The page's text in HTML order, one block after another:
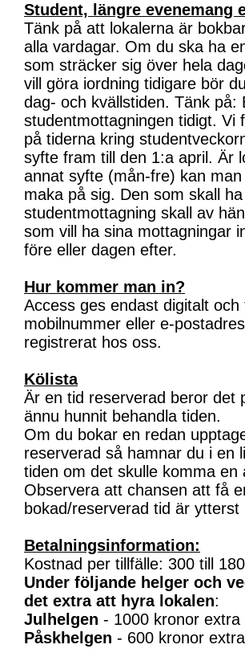
Student, längre evenemang
Tänk på att lokalerna är
alla vardagar. Om du ska ha
som sträcker sig över hela
vill göra iordning tidigare bör
dag- och kvällstiden. Tänk på:
studentmottagningen tidigt. Vi
på tiderna kring
syfte fram till den 1:a april. Är
annat syfte (mån-fre) kan
maka på sig. Den som skall ha
studentmottagning skall av
som vill ha sina mottagningar
före eller dagen efter.
Hur kommer man in?
Access ges endast digitalt och
mobilnummer eller e-
registrerat hos oss.
Kölista
Är en tid reserverad beror det
ännu hunnit behandla tiden.
Om du bokar en redan
reserverad så hamnar du i en
tiden om det skulle komma en
Observera att chansen att få
bokad/reserverad tid är ytterst
Betalningsinformation:
Kostnad per tillfälle: 300 till
Under följande helger och
det extra att hyra lokalen:
Julhelgen - 1000 kronor extra
Påskhelgen - 600 kronor